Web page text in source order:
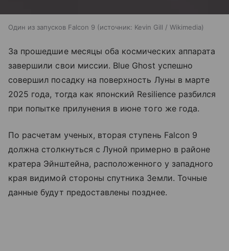
Один из запусков Falcon 9 источник: Kevin Gill / Wikimedia
За прошедшие месяцы оба космических аппарата
завершили свои миссии. Blue Ghost успешно
совершил посадку на поверхность Луны в марте
2025 года, тогда как японский Resilience разбился
при попытке прилунения в июне того же года.
По расчетам ученых, вторая ступень Falcon 9
должна столкнуться с Луной примерно в районе
кратера Эйнштейна, расположенного у западного
края видимой стороны спутника Земли. Точные
данные будут предоставлены позднее.